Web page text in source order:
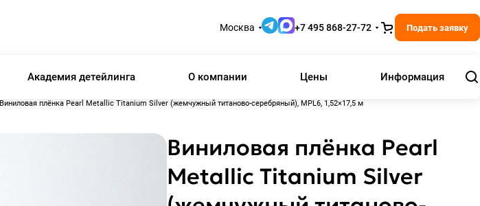
Москва +7 495 868-27-72 Подать заявку
Академия детейлинга О компании Цены Информация
Виниловая плёнка Pearl Metallic Titanium Silver (жемчужный титаново-серебряный), MPL6, 1,52×17,5 м
Виниловая плёнка Pearl
Metallic Titanium Silver